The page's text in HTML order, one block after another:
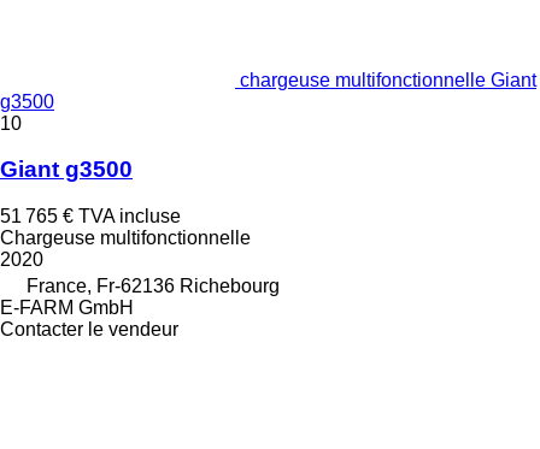
chargeuse multifonctionnelle Giant
g3500
10
Giant g3500
51 765 € TVA incluse
Chargeuse multifonctionnelle
2020
France, Fr-62136 Richebourg
E-FARM GmbH
Contacter le vendeur